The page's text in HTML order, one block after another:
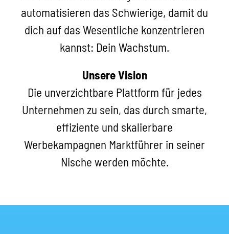
automatisieren das Schwierige, damit du
dich auf das Wesentliche konzentrieren
kannst: Dein Wachstum.
Unsere Vision
Die unverzichtbare Plattform für jedes
Unternehmen zu sein, das durch smarte,
effiziente und skalierbare
Werbekampagnen Marktführer in seiner
Nische werden möchte.